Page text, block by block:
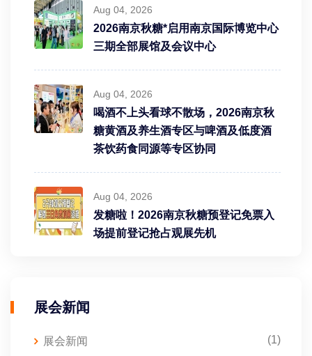
Aug 04, 2026
2026南京秋糖*启用南京国际博览中心
三期全部展馆及会议中心
Aug 04, 2026
喝酒不上头看球不散场，2026南京秋
糖黄酒及养生酒专区与啤酒及低度酒
茶饮药食同源等专区协同
Aug 04, 2026
发糖啦！2026南京秋糖预登记免票入
场提前登记抢占观展先机
展会新闻
展会新闻 (1)